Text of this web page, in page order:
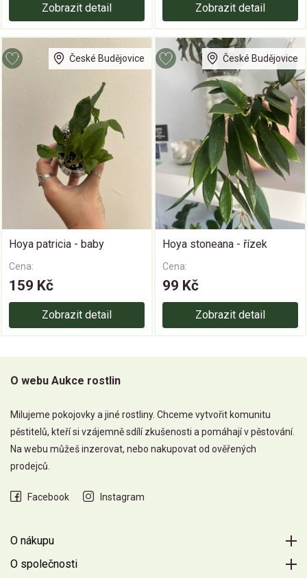
Zobrazit detail Zobrazit detail
České Budějovice
Hoya patricia - baby
Cena:
159 Kč
Zobrazit detail
České Budějovice
Hoya stoneana - řízek
Cena:
99 Kč
Zobrazit detail
O webu Aukce rostlin
Milujeme pokojovky a jiné rostliny. Chceme vytvořit komunitu
pěstitelů, kteří si vzájemně sdílí zkušenosti a pomáhají v pěstování.
Na webu můžeš inzerovat, nebo nakupovat od ověřených
prodejců.
Facebook Instagram
O nákupu
O společnosti